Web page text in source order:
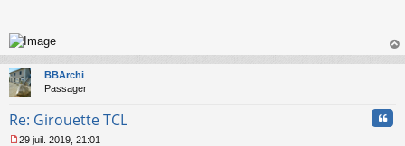
a
g
n
o
l
u
au
BBArchi
Passager
Re: Girouette TCL
29 juil. 2019, 21:01